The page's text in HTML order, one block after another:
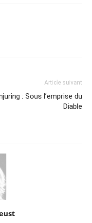
Article suivant
: Sous l’emprise du
Diable